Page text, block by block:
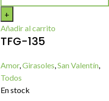
Añadir al carrito
TFG-135
Amor,Girasoles,San Valentín,
Todos
En stock